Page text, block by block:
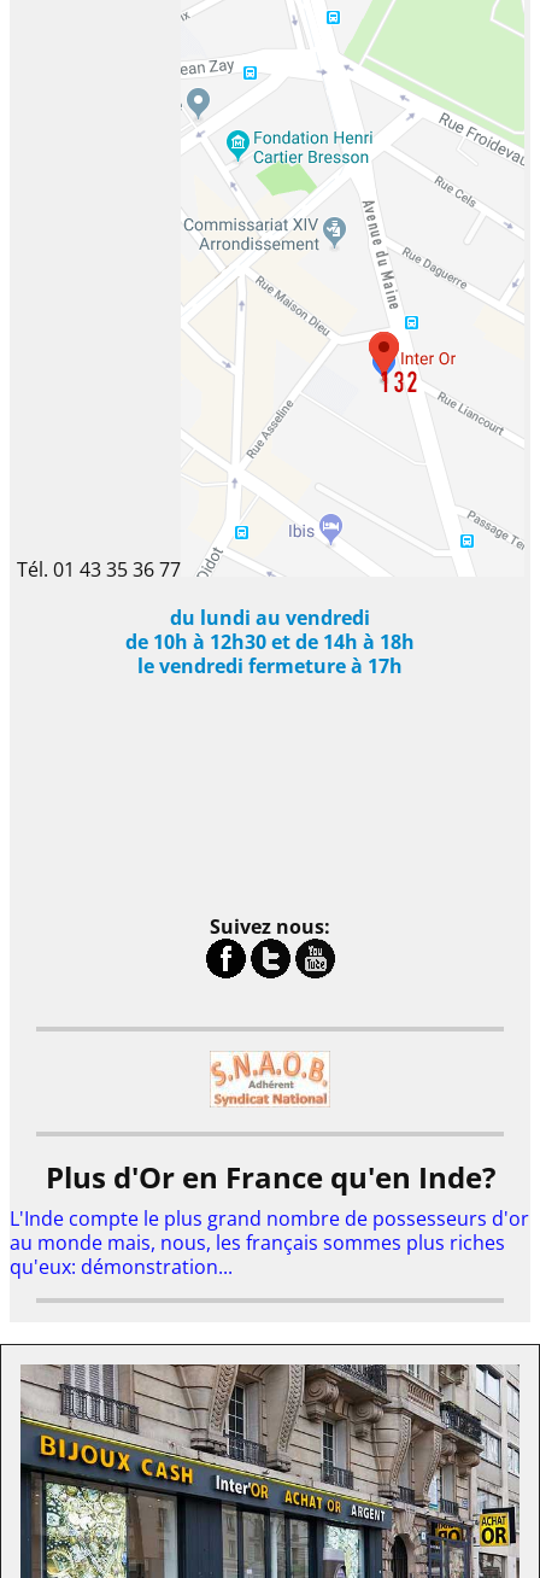
Tél. 01 43 35 36 77
du lundi au vendredi
de 10h à 12h30 et de 14h à 18h
le vendredi fermeture à 17h
Suivez nous:
Plus d'Or en France qu'en Inde?
L'Inde compte le plus grand nombre de possesseurs d'or
au monde mais, nous, les français sommes plus riches
qu'eux: démonstration...